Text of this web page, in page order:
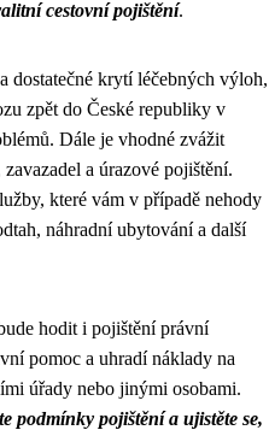
cestovní pojištění.
dostatečné krytí léčebných výloh,
zpět do České republiky v
Dále je vhodné zvážit
a úrazové pojištění.
které vám v případě nehody
náhradní ubytování a další
hodit i pojištění právní
pomoc a uhradí náklady na
úřady nebo jinými osobami.
podmínky pojištění a ujistěte se,